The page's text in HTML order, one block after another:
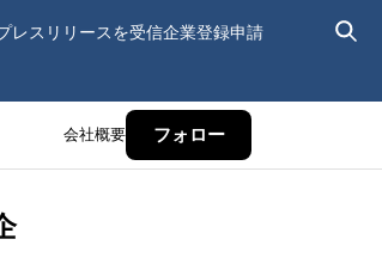
レスリリースを受信企業登録申請
会社概要 フォロー